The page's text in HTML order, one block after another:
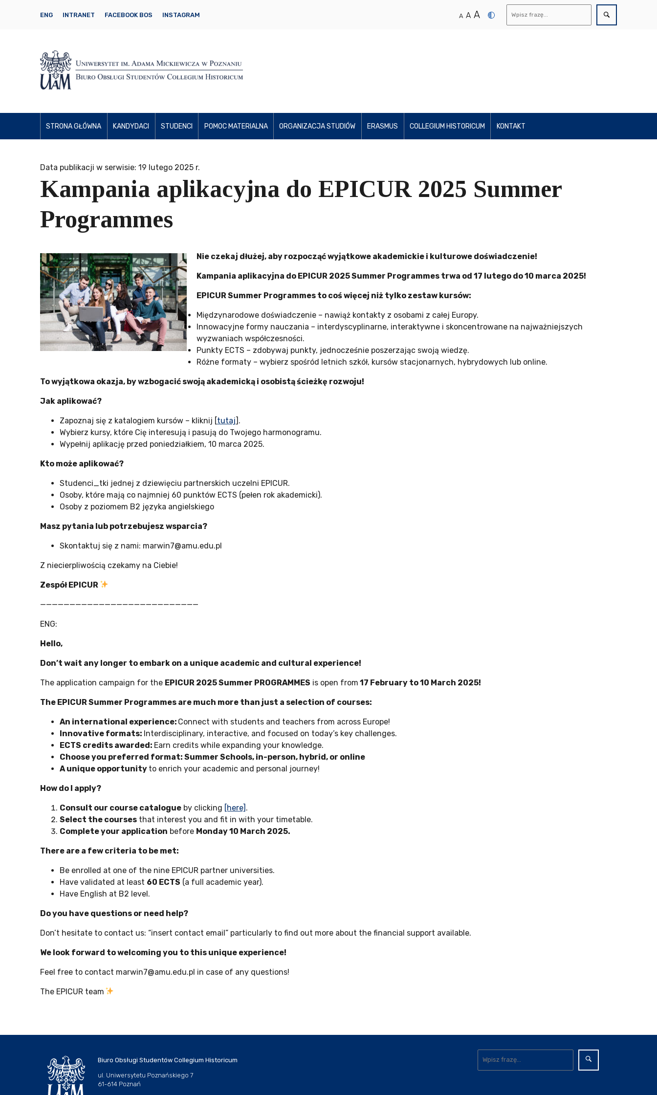
ENG INTRANET FACEBOOK BOS INSTAGRAM A A A
STRONA GŁÓWNA KANDYDACI STUDENCI POMOC MATERIALNA ORGANIZACJA STUDIÓW ERASMUS COLLEGIUM HISTORICUM KONTAKT
Data publikacji w serwisie: 19 lutego 2025 r.
Kampania aplikacyjna do EPICUR 2025 Summer
Programmes
Nie czekaj dłużej, aby rozpocząć wyjątkowe akademickie i kulturowe doświadczenie!
Kampania aplikacyjna do EPICUR 2025 Summer Programmes trwa od 17 lutego do 10 marca 2025!
EPICUR Summer Programmes to coś więcej niż tylko zestaw kursów:
Międzynarodowe doświadczenie – nawiąż kontakty z osobami z całej Europy.
Innowacyjne formy nauczania – interdyscyplinarne, interaktywne i skoncentrowane na najważniejszych
wyzwaniach współczesności.
Punkty ECTS – zdobywaj punkty, jednocześnie poszerzając swoją wiedzę.
Różne formaty – wybierz spośród letnich szkół, kursów stacjonarnych, hybrydowych lub online.
To wyjątkowa okazja, by wzbogacić swoją akademicką i osobistą ścieżkę rozwoju!
Jak aplikować?
Zapoznaj się z katalogiem kursów – kliknij [tutaj].
Wybierz kursy, które Cię interesują i pasują do Twojego harmonogramu.
Wypełnij aplikację przed poniedziałkiem, 10 marca 2025.
Kto może aplikować?
Studenci_tki jednej z dziewięciu partnerskich uczelni EPICUR.
Osoby, które mają co najmniej 60 punktów ECTS (pełen rok akademicki).
Osoby z poziomem B2 języka angielskiego
Masz pytania lub potrzebujesz wsparcia?
Skontaktuj się z nami: marwin7@amu.edu.pl
Z niecierpliwością czekamy na Ciebie!
Zespół EPICUR
———————————————————————————
ENG:
Hello,
Don’t wait any longer to embark on a unique academic and cultural experience!
The application campaign for the EPICUR 2025 Summer PROGRAMMES is open from 17 February to 10 March 2025!
The EPICUR Summer Programmes are much more than just a selection of courses:
An international experience: Connect with students and teachers from across Europe!
Innovative formats: Interdisciplinary, interactive, and focused on today’s key challenges.
ECTS credits awarded: Earn credits while expanding your knowledge.
Choose you preferred format: Summer Schools, in-person, hybrid, or online
A unique opportunity to enrich your academic and personal journey!
How do I apply?
Consult our course catalogue by clicking [here] .
Select the courses that interest you and fit in with your timetable.
Complete your application before Monday 10 March 2025.
There are a few criteria to be met:
Be enrolled at one of the nine EPICUR partner universities.
Have validated at least 60 ECTS (a full academic year).
Have English at B2 level.
Do you have questions or need help?
Don’t hesitate to contact us: “insert contact email” particularly to find out more about the financial support available.
We look forward to welcoming you to this unique experience!
Feel free to contact marwin7@amu.edu.pl in case of any questions!
The EPICUR team
Biuro Obsługi Studentów Collegium Historicum
ul. Uniwersytetu Poznańskiego 7
61-614 Poznań